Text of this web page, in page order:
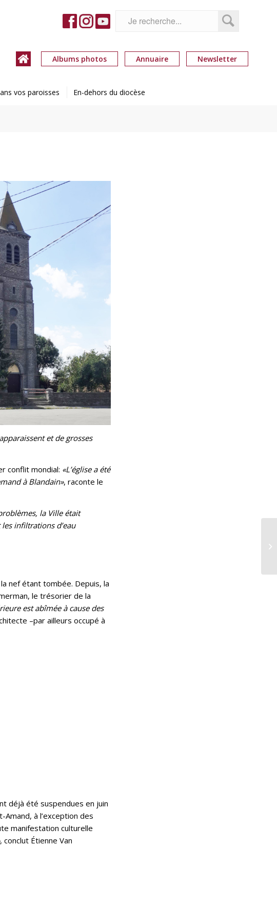
Albums photos Annuaire Newsletter
vos paroisses En-dehors du diocèse
et de grosses
conflit mondial: «L’église a été
à Blandain», raconte le
la Ville était
infiltrations d’eau
nef étant tombée. Depuis, la
le trésorier de la
est abîmée à cause des
–par ailleurs occupé à
déjà été suspendues en juin
Amand, à l’exception des
manifestation culturelle
, conclut Étienne Van